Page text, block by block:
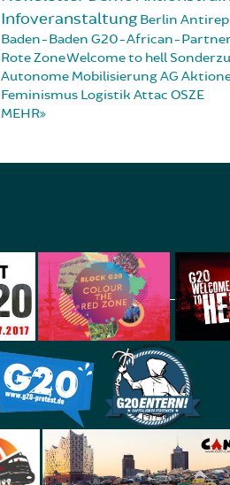
Infoveranstaltung Berlin Antirep
Baden-Baden G20-African-
Rote ZoneWelcome to hell
Autonome MobilisierungAG
Feminismus Logistik Attac OSZE
MEHR